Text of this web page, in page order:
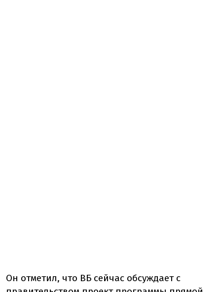
Он отметил, что ВБ сейчас обсуждает с